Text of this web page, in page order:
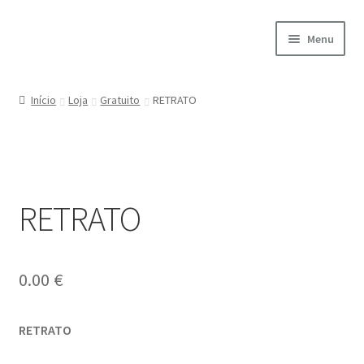
Menu
Carrinho
Courses
Início Loja Gratuito RETRATO
RETRATO
0.00 €
RETRATO